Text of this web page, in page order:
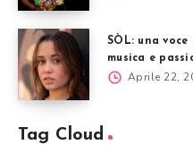
SÒL: una
musica e
Aprile 22,
Tag Cloud